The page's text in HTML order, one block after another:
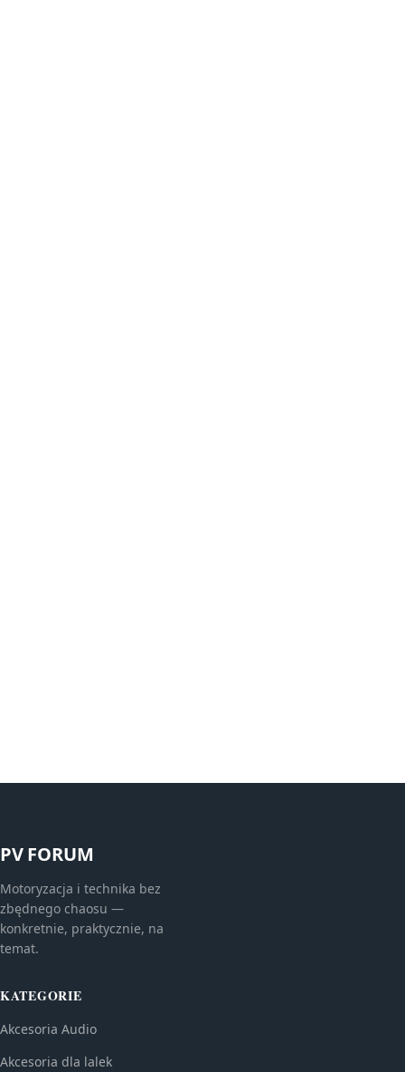
PV FORUM
Motoryzacja i technika bez
zbędnego chaosu —
konkretnie, praktycznie, na
temat.
KATEGORIE
Akcesoria Audio
Akcesoria dla lalek